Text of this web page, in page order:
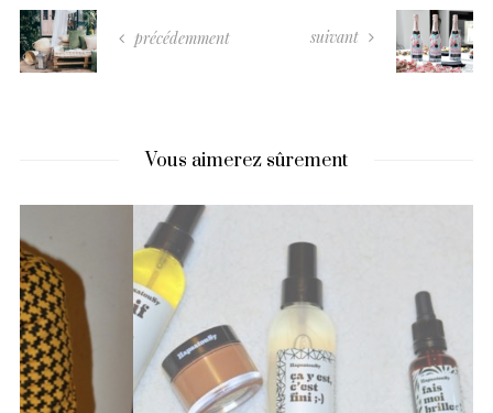
précédemment suivant
Vous aimerez sûrement